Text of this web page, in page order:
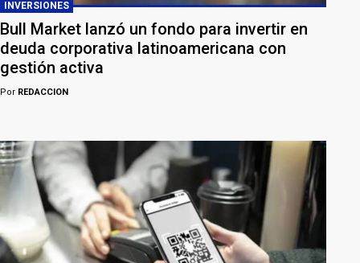
INVERSIONES
Bull Market lanzó un fondo para invertir en
deuda corporativa latinoamericana con
gestión activa
Por REDACCION